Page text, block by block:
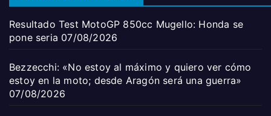
Resultado Test MotoGP 850cc Mugello: Honda se
pone seria 07/08/2026
Bezzecchi: «No estoy al máximo y quiero ver cómo
estoy en la moto; desde Aragón será una guerra»
07/08/2026